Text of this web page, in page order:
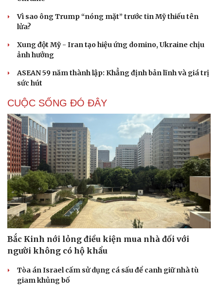
Cải chính
Vì sao ông Trump “nóng mặt” trước tin Mỹ thiếu tên
lửa?
Xung đột Mỹ - Iran tạo hiệu ứng domino, Ukraine chịu
ảnh hưởng
ASEAN 59 năm thành lập: Khẳng định bản lĩnh và giá trị
sức hút
CUỘC SỐNG ĐÓ ĐÂY
Bắc Kinh nới lỏng điều kiện mua nhà đối với
người không có hộ khẩu
Tòa án Israel cấm sử dụng cá sấu để canh giữ nhà tù
giam khủng bố